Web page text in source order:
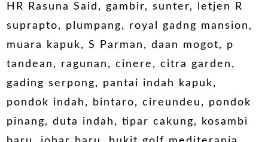
HR Rasuna Said, gambir, sunter, letjen R
suprapto, plumpang, royal gadng mansion,
muara kapuk, S Parman, daan mogot, p
tandean, ragunan, cinere, citra garden,
gading serpong, pantai indah kapuk,
pondok indah, bintaro, cireundeu, pondok
pinang, duta indah, tipar cakung, kosambi